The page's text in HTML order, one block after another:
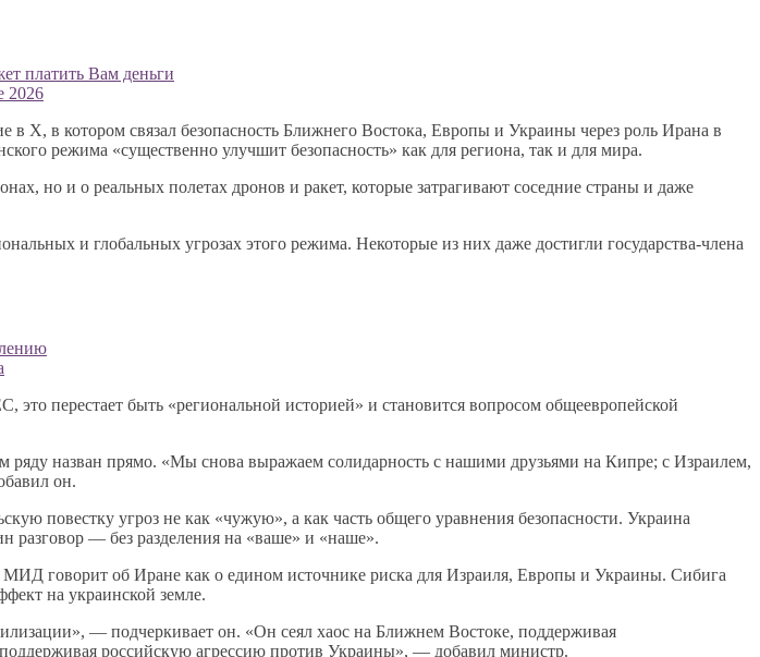
платить Вам деньги
2026
X, в котором связал безопасность Ближнего Востока, Европы и Украины через роль Ирана в
режима «существенно улучшит безопасность» как для региона, так и для мира.
но и о реальных полетах дронов и ракет, которые затрагивают соседние страны и даже
и глобальных угрозах этого режима. Некоторые из них даже достигли государства-члена
перестает быть «региональной историей» и становится вопросом общеевропейской
назван прямо. «Мы снова выражаем солидарность с нашими друзьями на Кипре; с Израилем,
он.
повестку угроз не как «чужую», а как часть общего уравнения безопасности. Украина
разговор — без разделения на «ваше» и «наше».
МИД говорит об Иране как о едином источнике риска для Израиля, Европы и Украины. Сибига
на украинской земле.
— подчеркивает он. «Он сеял хаос на Ближнем Востоке, поддерживая
российскую агрессию против Украины», — добавил министр.